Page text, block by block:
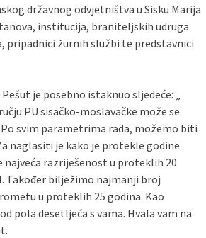
državnog odvjetništva u Sisku Marija
institucija, braniteljskih udruga
pripadnici žurnih službi te predstavnici
je posebno istaknuo sljedeće: „
PU sisačko-moslavačke može se
svim parametrima rada, možemo biti
naglasiti je kako je protekle godine
najveća razriješenost u proteklih 20
Također bilježimo najmanji broj
u proteklih 25 godina. Kao
pola desetljeća s vama. Hvala vam na